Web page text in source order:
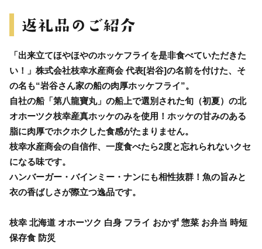
「出来立てほやほやのホッケフライを是非食べていただきた
い！」株式会社枝幸水産商会 代表[岩谷]の名前を付けた、そ
の名も“岩谷さん家の船の肉厚ホッケフライ”。
自社の船「第八龍寶丸」の船上で選別された旬（初夏）の北
オホーツク枝幸産真ホッケのみを使用！ホッケの甘みのある
脂に肉厚でホクホクした食感がたまりません。
枝幸水産商会の自信作、一度食べたら2度と忘れられないクセ
になる味です。
ハンバーガー・バインミー・ナンにも相性抜群！魚の旨みと
衣の香ばしさが際立つ逸品です。
枝幸 北海道 オホーツク 白身 フライ おかず 惣菜 お弁当 時短
保存食 防災